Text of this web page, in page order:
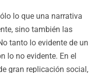
lo que una narrativa
sino también las
tanto lo evidente de un
lo no evidente. En el
gran replicación social,